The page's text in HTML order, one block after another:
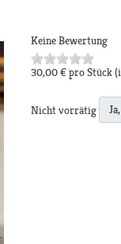
Keine Bewertung
30,00 € pro Stück
Nicht vorrätig